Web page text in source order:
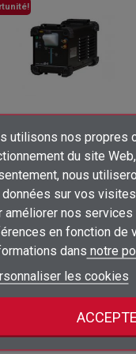
Ajouter
Créer
Nom de la liste
Annuler
((title))
Vous devez être connecté
((title))
((title))
utilisons nos propres
du site
nous
sur vos
améliorer nos
en fonction de
dans notre
les cookies
COOLARC
K14190-1
Últimes unitats
PVP:2 297,77 €
1 050,00 € /
shopping_cart